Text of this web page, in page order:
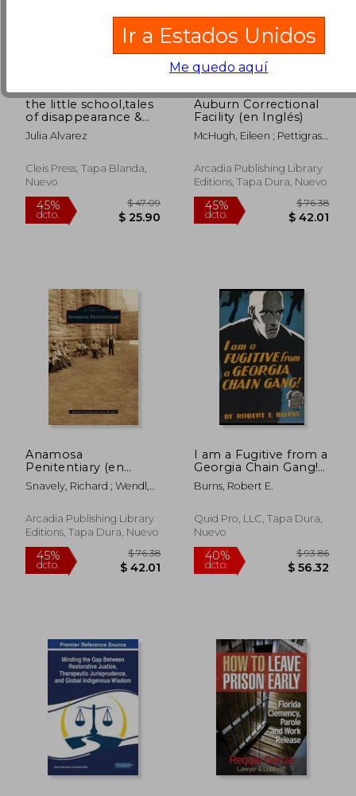
45%
dcto. $ 86.06
45%
dcto. $
45% $ 83.35 40%
the little school,tales
of disappearance &
survival in argentina
(en Inglés)
Julia Alvarez
Cleis Press, Tapa Blanda,
Nuevo
Auburn Correctional
Facility (en Inglés)
McHugh, Eileen ; Pettigrass,
Arcadia Publishing Library
Editions, Tapa Dura, Nuevo
Anamosa
Penitentiary (en
Inglés)
Snavely, Richard ; Wendl,
Arcadia Publishing Library
Editions, Tapa Dura, Nuevo
I am a Fugitive from a
Georgia Chain Gang!
(en Inglés)
Burns, Robert E.
Quid Pro, LLC, Tapa Dura,
Nuevo
Ir a Estados Unidos
Me quedo aquí